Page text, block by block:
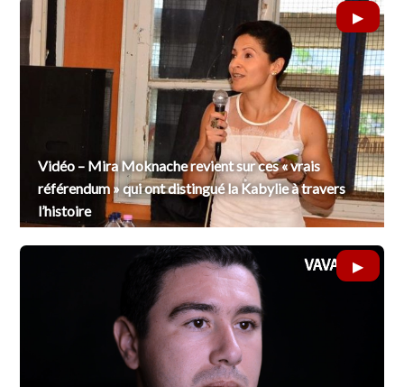
Vidéo – Mira Moknache revient sur ces « vrais
référendum » qui ont distingué la Kabylie à travers
l’histoire